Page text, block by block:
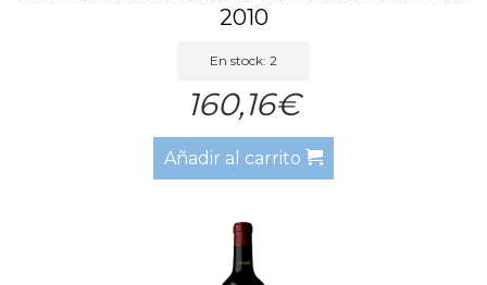
2010
En stock: 2
160,16€
Añadir al carrito